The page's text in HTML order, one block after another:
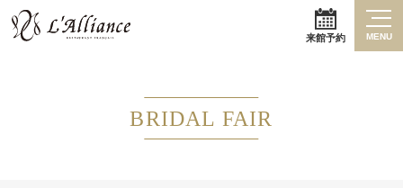
来館予約 MENU
BRIDAL FAIR